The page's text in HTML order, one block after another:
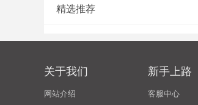
精选推荐
关于我们
网站介绍
新手上路
客服中心